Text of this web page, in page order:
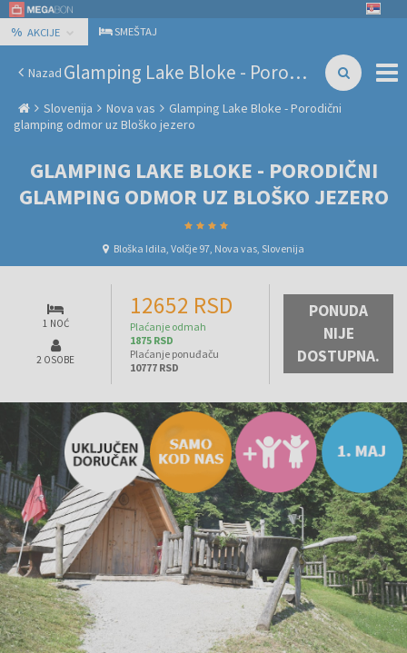
% AKCIJE SMEŠTAJ
Nazad Glamping Lake Bloke - Porodični glamping odmor uz Bloško jezero
Slovenija Nova vas
Glamping Lake Bloke - Porodični
glamping odmor uz Bloško jezero
GLAMPING LAKE BLOKE - PORODIČNI
GLAMPING ODMOR UZ BLOŠKO JEZERO
Bloška Idila, Volčje 97, Nova vas, Slovenija
1 NOĆ
2 OSOBE
12652 RSD
Plaćanje odmah
1875 RSD
Plaćanje ponuđaču
10777 RSD
PONUDA
NIJE
DOSTUPNA.